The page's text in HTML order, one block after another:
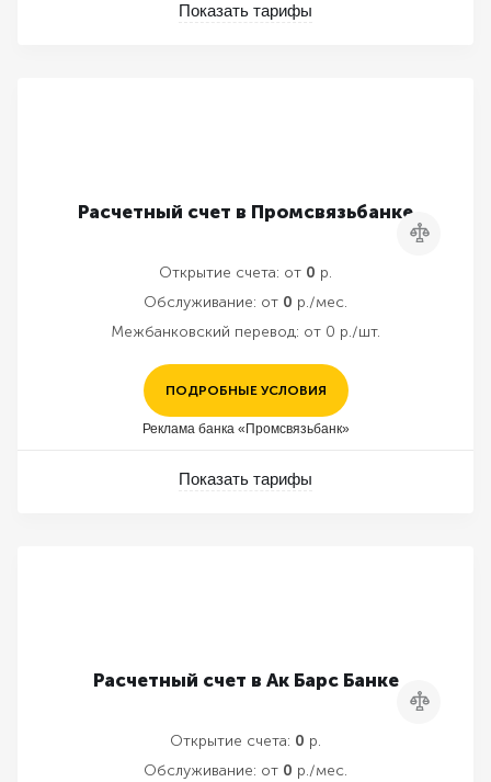
Показать тарифы
Расчетный счет в Промсвязьбанке
Сравнить
Открытие счета: от 0 р.
Обслуживание: от 0 р./мес.
Межбанковский перевод: от 0 р./шт.
ПОДРОБНЫЕ УСЛОВИЯ
Реклама банка «Промсвязьбанк»
Показать тарифы
Расчетный счет в Ак Барс Банке
Сравнить
Открытие счета: 0 р.
Обслуживание: от 0 р./мес.